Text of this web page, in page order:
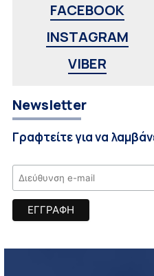
FACEBOOK
INSTAGRAM
VIBER
Newsletter
Γραφτείτε για να